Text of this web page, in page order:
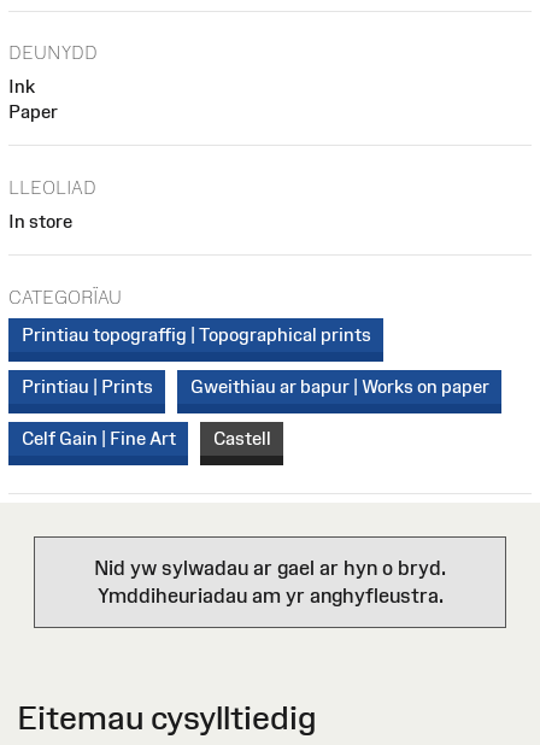
DEUNYDD
Ink
Paper
LLEOLIAD
In store
CATEGORÏAU
Printiau topograffig | Topographical prints
Printiau | Prints Gweithiau ar bapur | Works on paper
Celf Gain | Fine Art Castell
Nid yw sylwadau ar gael ar hyn o bryd.
Ymddiheuriadau am yr anghyfleustra.
Eitemau cysylltiedig